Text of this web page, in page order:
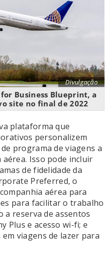
Divulgação
Business Blueprint, a
site no final de 2022
plataforma que
personalizem
programa de viagens a
Isso pode incluir
de fidelidade da
Preferred, o
aérea para
para facilitar o trabalho
a reserva de assentos
Plus e acesso wi-fi; e
viagens de lazer para